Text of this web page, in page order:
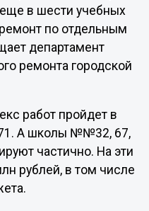
в шести учебных
по отдельным
департамент
ремонта городской
работ пройдет в
А школы №№32, 67,
частично. На эти
рублей, в том числе